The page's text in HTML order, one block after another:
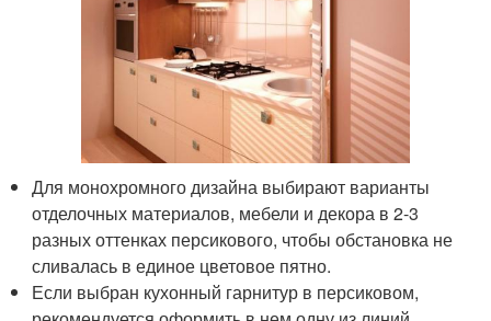
Для монохромного дизайна выбирают варианты
отделочных материалов, мебели и декора в 2-3
разных оттенках персикового, чтобы обстановка не
сливалась в единое цветовое пятно.
Если выбран кухонный гарнитур в персиковом,